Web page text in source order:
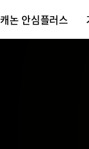
캐논 안심플러스